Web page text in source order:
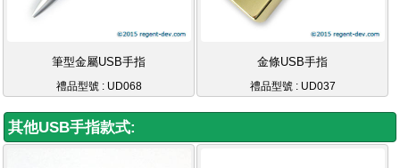
筆型金屬USB手指
禮品型號 : UD068
金條USB手指
禮品型號 : UD037
其他USB手指款式: